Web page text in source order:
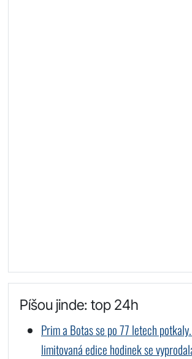
Píšou jinde: top 24h
Prim a Botas se po 77 letech
limitovaná edice hodinek se